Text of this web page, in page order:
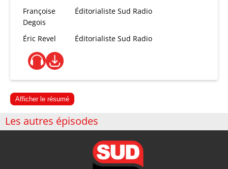
Françoise
Degois
Éditorialiste Sud Radio
Éric Revel Éditorialiste Sud Radio
Afficher le résumé
Les autres épisodes